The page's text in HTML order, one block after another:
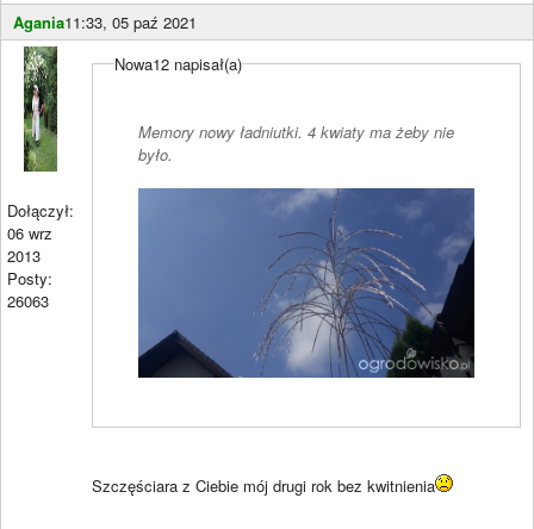
Agania11:33, 05 paź 2021
Dołączył:
06 wrz
2013
Posty:
26063
Nowa12 napisał(a)
Memory nowy ładniutki. 4 kwiaty ma żeby nie
było.
Szczęściara z Ciebie mój drugi rok bez kwitnienia